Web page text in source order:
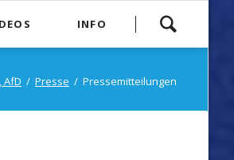
überspringen
INFO
AfD Presse Pressemitteilungen